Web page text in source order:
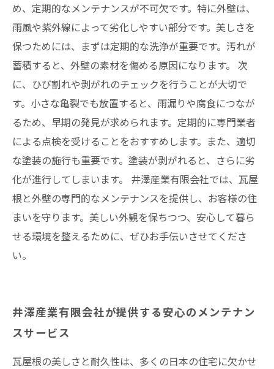
め、定期的なメンテナンスが不可欠です。特に外壁は、
雨風や紫外線によって劣化しやすい部分です。美しさを
保つためには、まずは定期的な洗浄が重要です。汚れが
蓄積すると、外壁の素材を傷める原因になります。 次
に、ひび割れや剥がれのチェックを行うことが大切で
す。小さな亀裂でも放置すると、雨漏りや腐食につなが
るため、早期の発見が求められます。定期的に専門業者
による点検を受けることをおすすめします。また、適切
な塗装の施行も重要です。塗装が剥がれると、さらに劣
化が進行してしまいます。 井澤産業有限会社では、瓦屋
根と外壁の専門的なメンテナンスを提供し、お客様の住
まいを守ります。美しい外観を保ちつつ、安心して暮ら
せる環境を整えるために、ぜひお手伝いさせてくださ
い。
井澤産業有限会社が提供する安心のメンテナン
スサービス
瓦屋根の美しさと耐久性は、多くの日本の住宅に欠かせ